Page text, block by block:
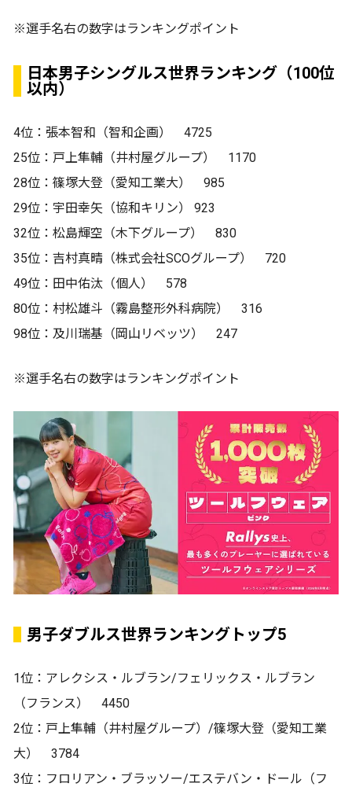
※選手名右の数字はランキングポイント
日本男子シングルス世界ランキング（100位
以内）
4位：張本智和（智和企画） 4725
25位：戸上隼輔（井村屋グループ） 1170
28位：篠塚大登（愛知工業大） 985
29位：宇田幸矢（協和キリン） 923
32位：松島輝空（木下グループ） 830
35位：吉村真晴（株式会社SCOグループ） 720
49位：田中佑汰（個人） 578
80位：村松雄斗（霧島整形外科病院） 316
98位：及川瑞基（岡山リベッツ） 247
※選手名右の数字はランキングポイント
男子ダブルス世界ランキングトップ5
1位：アレクシス・ルブラン/フェリックス・ルブラン
（フランス） 4450
2位：戸上隼輔（井村屋グループ）/篠塚大登（愛知工業
大） 3784
3位：フロリアン・ブラッソー/エステバン・ドール（フ